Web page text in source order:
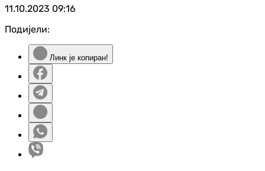
11.10.2023 09:16
Подијели:
Линк је копиран!